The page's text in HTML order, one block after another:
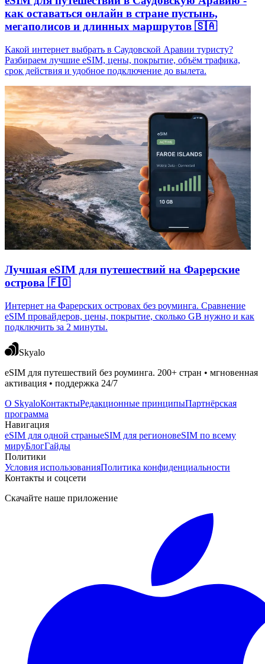
как оставаться онлайн в стране пустынь,
мегаполисов и длинных маршрутов 🇸🇦
Какой интернет выбрать в Саудовской Аравии туристу?
Разбираем лучшие eSIM, цены, покрытие, объём трафика,
срок действия и удобное подключение до вылета.
Лучшая eSIM для путешествий на Фарерские
острова 🇫🇴
Интернет на Фарерских островах без роуминга. Сравнение
eSIM провайдеров, цены, покрытие, сколько GB нужно и как
подключить за 2 минуты.
Skyalo
eSIM для путешествий без роуминга. 200+ стран • мгновенная
активация • поддержка 24/7
О SkyaloКонтактыРедакционные принципыПартнёрская
программа
Навигация
eSIM для одной страныeSIM для регионовeSIM по всему
мируБлогГайды
Политики
Условия использованияПолитика конфиденциальности
Контакты и соцсети
Скачайте наше приложение